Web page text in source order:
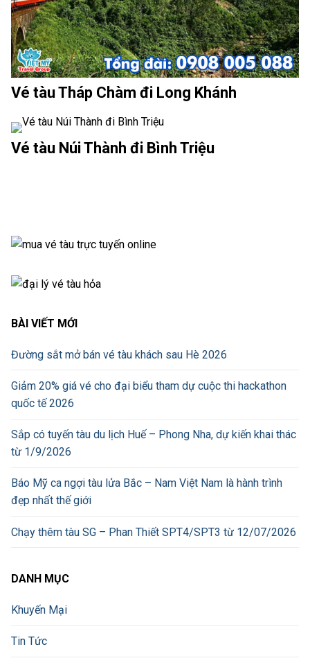
Vé tàu Tháp Chàm đi Long Khánh
Vé tàu Núi Thành đi Bình Triệu
BÀI VIẾT MỚI
Đường sắt mở bán vé tàu khách sau Hè 2026
Giảm 20% giá vé cho đại biểu tham dự cuộc thi hackathon
quốc tế 2026
Sắp có tuyến tàu du lịch Huế – Phong Nha, dự kiến khai thác
từ 1/9/2026
Báo Mỹ ca ngợi tàu lửa Bắc – Nam Việt Nam là hành trình
đẹp nhất thế giới
Chạy thêm tàu SG – Phan Thiết SPT4/SPT3 từ 12/07/2026
DANH MỤC
Khuyến Mại
Tin Tức